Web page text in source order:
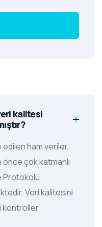
kalitesi
edilen ham veriler,
çok katmanlı
Protokolü
Veri kalitesini
kontroller